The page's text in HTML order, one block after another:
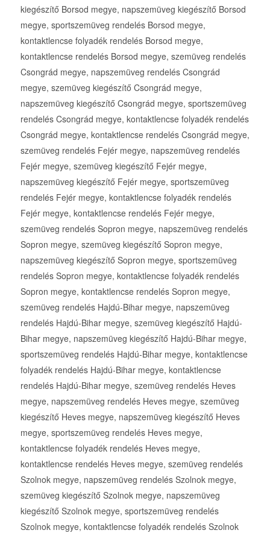
kiegészítő Borsod megye, napszemüveg kiegészítő Borsod
megye, sportszemüveg rendelés Borsod megye,
kontaktlencse folyadék rendelés Borsod megye,
kontaktlencse rendelés Borsod megye, szemüveg rendelés
Csongrád megye, napszemüveg rendelés Csongrád
megye, szemüveg kiegészítő Csongrád megye,
napszemüveg kiegészítő Csongrád megye, sportszemüveg
rendelés Csongrád megye, kontaktlencse folyadék rendelés
Csongrád megye, kontaktlencse rendelés Csongrád megye,
szemüveg rendelés Fejér megye, napszemüveg rendelés
Fejér megye, szemüveg kiegészítő Fejér megye,
napszemüveg kiegészítő Fejér megye, sportszemüveg
rendelés Fejér megye, kontaktlencse folyadék rendelés
Fejér megye, kontaktlencse rendelés Fejér megye,
szemüveg rendelés Sopron megye, napszemüveg rendelés
Sopron megye, szemüveg kiegészítő Sopron megye,
napszemüveg kiegészítő Sopron megye, sportszemüveg
rendelés Sopron megye, kontaktlencse folyadék rendelés
Sopron megye, kontaktlencse rendelés Sopron megye,
szemüveg rendelés Hajdú-Bihar megye, napszemüveg
rendelés Hajdú-Bihar megye, szemüveg kiegészítő Hajdú-
Bihar megye, napszemüveg kiegészítő Hajdú-Bihar megye,
sportszemüveg rendelés Hajdú-Bihar megye, kontaktlencse
folyadék rendelés Hajdú-Bihar megye, kontaktlencse
rendelés Hajdú-Bihar megye, szemüveg rendelés Heves
megye, napszemüveg rendelés Heves megye, szemüveg
kiegészítő Heves megye, napszemüveg kiegészítő Heves
megye, sportszemüveg rendelés Heves megye,
kontaktlencse folyadék rendelés Heves megye,
kontaktlencse rendelés Heves megye, szemüveg rendelés
Szolnok megye, napszemüveg rendelés Szolnok megye,
szemüveg kiegészítő Szolnok megye, napszemüveg
kiegészítő Szolnok megye, sportszemüveg rendelés
Szolnok megye, kontaktlencse folyadék rendelés Szolnok